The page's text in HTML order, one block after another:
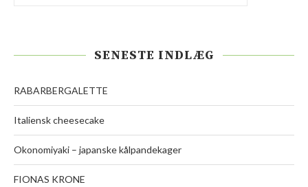
SENESTE INDLÆG
RABARBERGALETTE
Italiensk cheesecake
Okonomiyaki – japanske kålpandekager
FIONAS KRONE